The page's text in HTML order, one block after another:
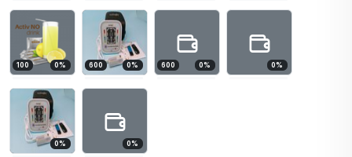
100 0% 600 0% 600 0% 0%
0% 0%